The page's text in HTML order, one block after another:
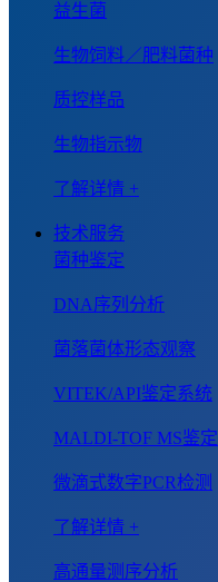
益生菌
生物饲料／肥料菌种
质控样品
生物指示物
了解详情 +
技术服务
菌种鉴定
DNA序列分析
菌落菌体形态观察
VITEK/API鉴定系统
MALDI-TOF MS鉴定
微滴式数字PCR检测
了解详情 +
高通量测序分析